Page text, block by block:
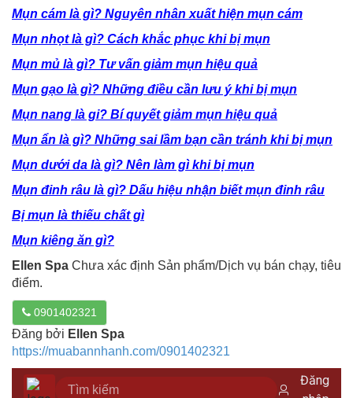
Mụn cám là gì? Nguyên nhân xuất hiện mụn cám
Mụn nhọt là gì? Cách khắc phục khi bị mụn
Mụn mủ là gì? Tư vấn giảm mụn hiệu quả
Mụn gạo là gì? Những điều cần lưu ý khi bị mụn
Mụn nang là gi? Bí quyết giảm mụn hiệu quả
Mụn ẩn là gì? Những sai lầm bạn cần tránh khi bị mụn
Mụn dưới da là gì? Nên làm gì khi bị mụn
Mụn đinh râu là gì? Dấu hiệu nhận biết mụn đinh râu
Bị mụn là thiếu chất gì
Mụn kiêng ăn gì?
Ellen Spa Chưa xác định Sản phẩm/Dịch vụ bán chạy, tiêu
điểm.
0901402321
Đăng bởi Ellen Spa
https://muabannhanh.com/0901402321